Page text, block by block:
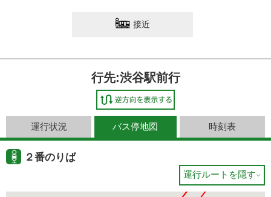
接近
行先:渋谷駅前行
運行状況 バス停地図 時刻表
２番のりば
運行ルートを隠す